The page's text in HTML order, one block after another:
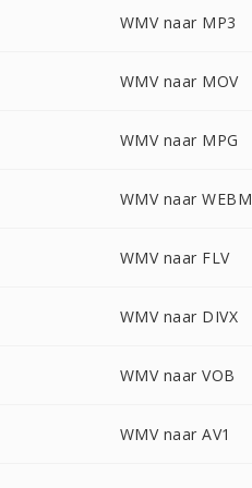
WMV naar MP3
WMV naar MOV
WMV naar MPG
WMV naar WEBM
WMV naar FLV
WMV naar DIVX
WMV naar VOB
WMV naar AV1